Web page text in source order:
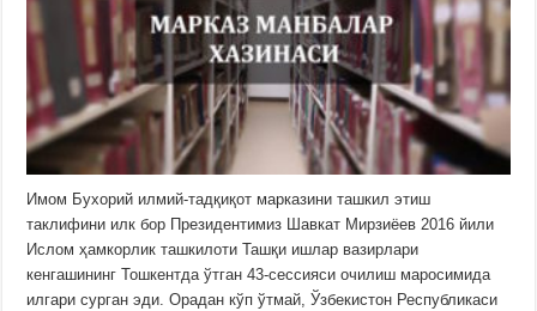
Имом Бухорий илмий-тадқиқот марказини ташкил этиш
таклифини илк бор Президентимиз Шавкат Мирзиёев 2016 йили
Ислом ҳамкорлик ташкилоти Ташқи ишлар вазирлари
кенгашининг Тошкентда ўтган 43-сессияси очилиш маросимида
илгари сурган эди. Орадан кўп ўтмай, Ўзбекистон Республикаси